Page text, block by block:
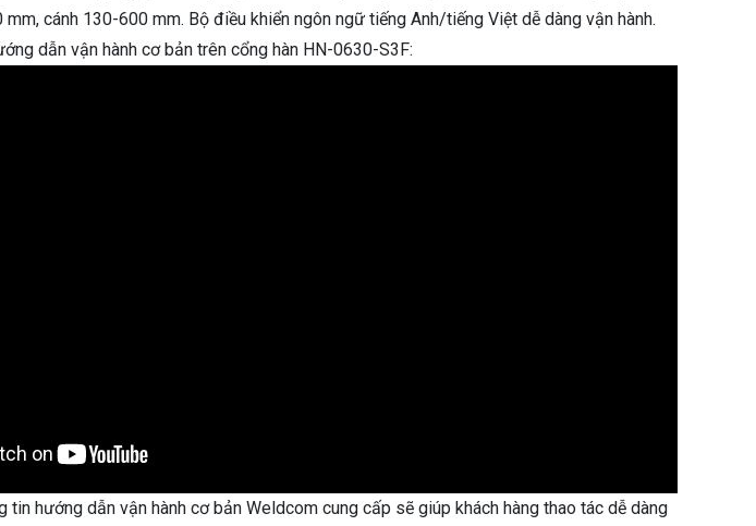
cánh 130-600 mm. Bộ điều khiển ngôn ngữ tiếng Anh/tiếng Việt dễ dàng vận hành.
dẫn vận hành cơ bản trên cổng hàn HN-0630-S3F:
tin hướng dẫn vận hành cơ bản Weldcom cung cấp sẽ giúp khách hàng thao tác dễ dàng